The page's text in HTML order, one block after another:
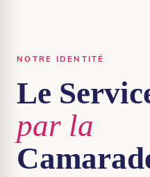
NOTRE IDENTITÉ
Le
par la